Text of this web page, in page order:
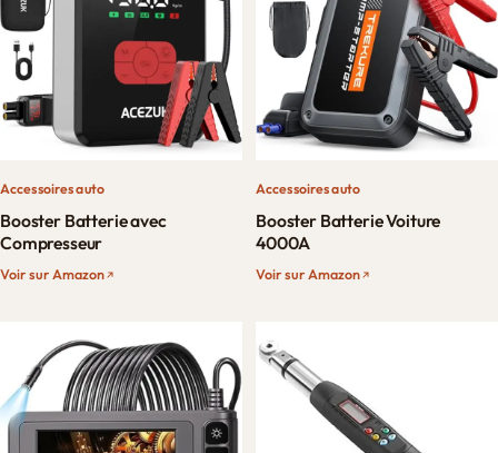
Accessoires auto
Booster Batterie avec
Compresseur
Voir sur Amazon
Accessoires auto
Booster Batterie Voiture
4000A
Voir sur Amazon